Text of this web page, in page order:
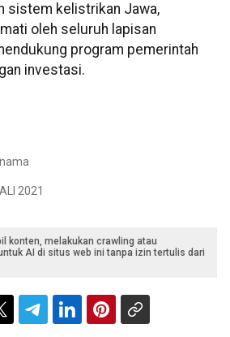
sistem kelistrikan Jawa,
oleh seluruh lapisan
program pemerintah
investasi.
2021
konten, melakukan crawling atau
AI di situs web ini tanpa izin tertulis dari